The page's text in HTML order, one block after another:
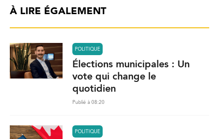
À LIRE ÉGALEMENT
POLITIQUE
Élections municipales : Un
vote qui change le
quotidien
Publié à 08:20
POLITIQUE